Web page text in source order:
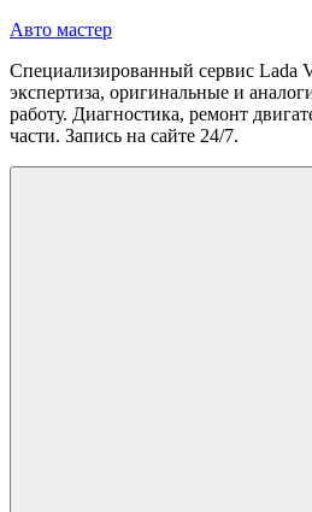
Перейти
содержимому
Авто мастер
Специализированный сервис Lada
экспертиза, оригинальные и
работу. Диагностика, ремонт
части. Запись на сайте 24/7.